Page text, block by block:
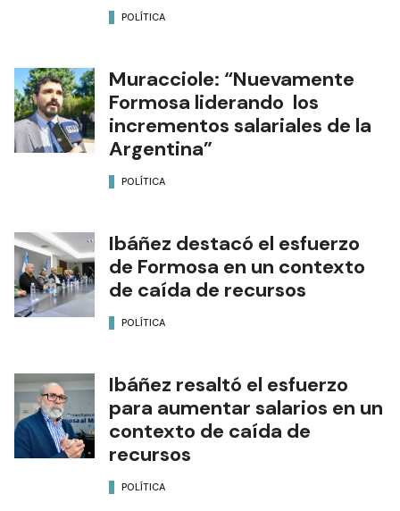
POLÍTICA
Muracciole: “Nuevamente
Formosa liderando los
incrementos salariales de la
Argentina”
POLÍTICA
Ibáñez destacó el esfuerzo
de Formosa en un contexto
de caída de recursos
POLÍTICA
Ibáñez resaltó el esfuerzo
para aumentar salarios en un
contexto de caída de
recursos
POLÍTICA